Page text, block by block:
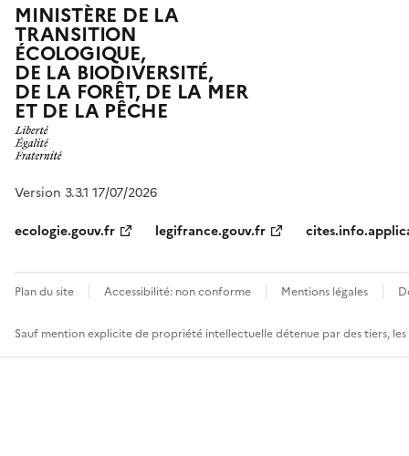
MINISTÈRE DE LA
TRANSITION
ÉCOLOGIQUE,
DE LA BIODIVERSITÉ,
DE LA FORÊT, DE LA MER
ET DE LA PÊCHE
Version 3.3.1 17/07/2026
ecologie.gouv.fr
legifrance.gouv.fr
Plan du site Accessibilité: non conforme Mentions légales
Sauf mention explicite de propriété intellectuelle détenue par des tiers,